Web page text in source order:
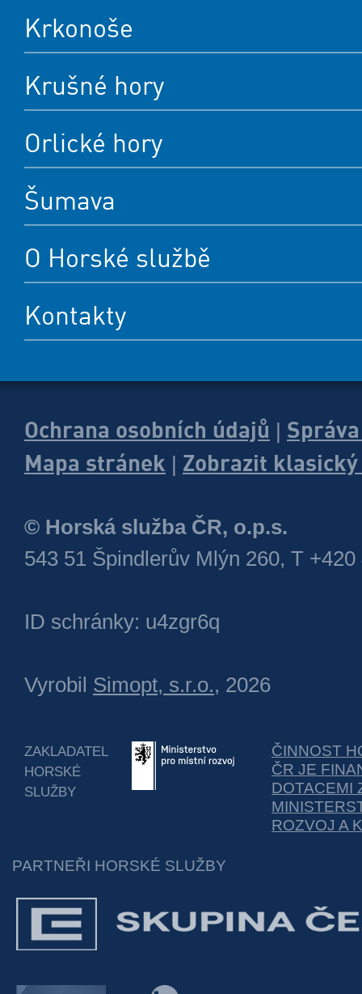
Krkonoše
Krušné hory
Orlické hory
Šumava
O Horské službě
Kontakty
Ochrana osobních údajů
Mapa stránek
Zobrazit
© Horská služba ČR, o.p.s.
543 51 Špindlerův Mlýn 260, T +420
ID schránky: u4zgr6q
Vyrobil Simopt, s.r.o., 2026
ZAKLADATEL
HORSKÉ
SLUŽBY
ČINNOST
ČR JE
DOTACEMI
ROZVOJ A
PARTNEŘI HORSKÉ SLUŽBY